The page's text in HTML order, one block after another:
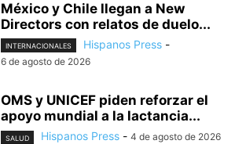
México y Chile llegan a New
Directors con relatos de duelo...
INTERNACIONALES Hispanos Press -
6 de agosto de 2026
OMS y UNICEF piden reforzar el
apoyo mundial a la lactancia...
SALUD Hispanos Press - 4 de agosto de 2026